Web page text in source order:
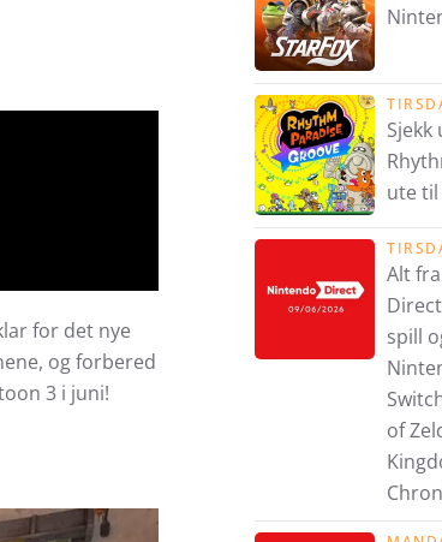
for det nye
og forbered
3 i juni!
ute
Alt
spill
of